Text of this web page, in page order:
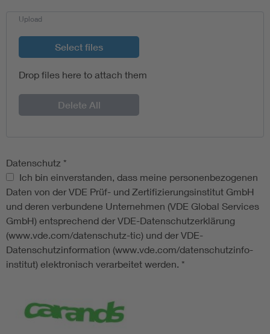
Upload
Select files
Drop files here to attach them
Delete All
Datenschutz *
Datenschutz
Ich bin einverstanden, dass meine personenbezogenen
Daten von der VDE Prüf- und Zertifizierungsinstitut GmbH
und deren verbundene Unternehmen (VDE Global Services
GmbH) entsprechend der VDE-Datenschutzerklärung
(www.vde.com/datenschutz-tic) und der VDE-
Datenschutzinformation (www.vde.com/datenschutzinfo-
institut) elektronisch verarbeitet werden. *